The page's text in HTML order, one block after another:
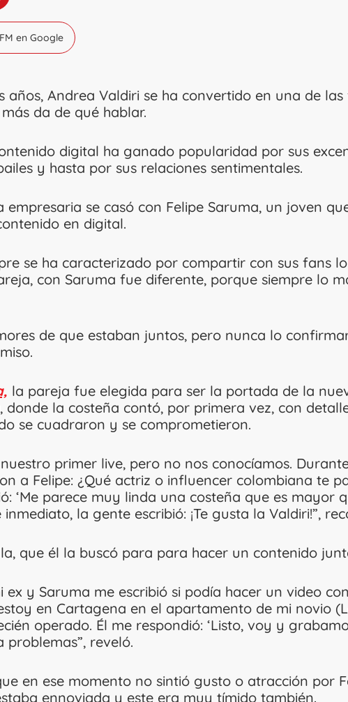
en Google
años, Andrea Valdiri se ha convertido en una de
da de qué hablar.
digital ha ganado popularidad por sus
y hasta por sus relaciones sentimentales.
empresaria se casó con Felipe Saruma, un joven
en digital.
se ha caracterizado por compartir con sus fans
con Saruma fue diferente, porque siempre lo
de que estaban juntos, pero nunca lo
la pareja fue elegida para ser la portada de la
donde la costeña contó, por primera vez, con
se cuadraron y se comprometieron.
primer live, pero no nos conocíamos.
a Felipe: ¿Qué actriz o influencer colombiana te
‘Me parece muy linda una costeña que es mayor
inmediato, la gente escribió: ¡Te gusta la Valdiri!”,
que él la buscó para para hacer un contenido
ex y Saruma me escribió si podía hacer un video
en Cartagena en el apartamento de mi novio
operado. Él me respondió: ‘Listo, voy y
reveló.
en ese momento no sintió gusto o atracción por
ennoviada y este era muy tímido también.